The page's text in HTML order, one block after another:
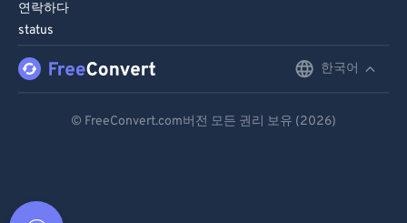
연락하다
status
한국어
© FreeConvert.com버전 모든 권리 보유 (2026)